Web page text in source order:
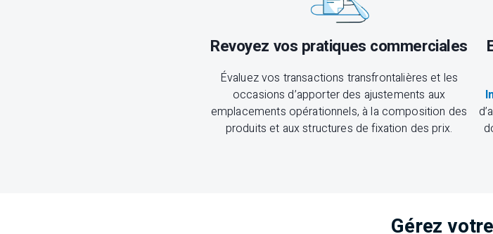
Revoyez vos pratiques commerciales
Évaluez vos transactions transfrontalières et les
occasions d’apporter des ajustements aux
emplacements opérationnels, à la composition des
produits et aux structures de fixation des prix.
Gérez